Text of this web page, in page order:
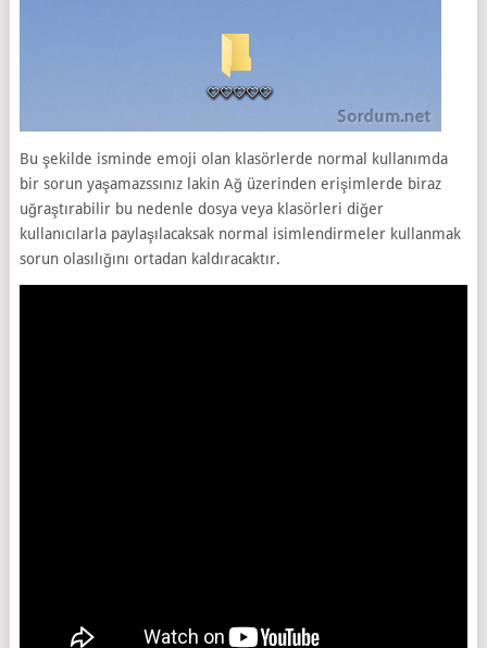
Bu şekilde isminde emoji olan klasörlerde normal kullanımda
bir sorun yaşamazssınız lakin Ağ üzerinden erişimlerde biraz
uğraştırabilir bu nedenle dosya veya klasörleri diğer
kullanıcılarla paylaşılacaksak normal isimlendirmeler kullanmak
sorun olasılığını ortadan kaldıracaktır.